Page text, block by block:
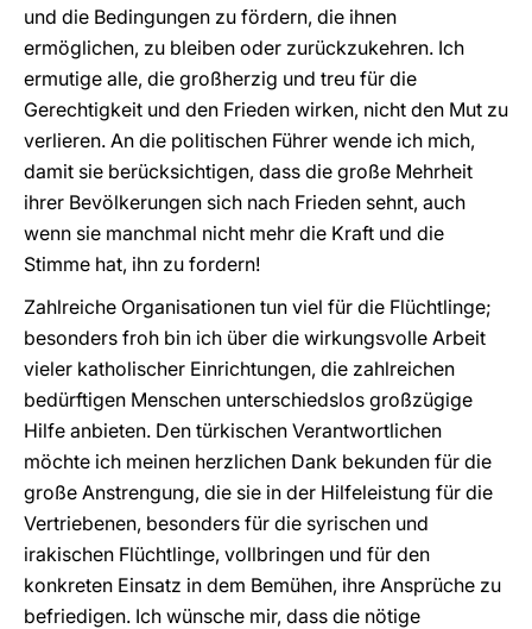
und die Bedingungen zu fördern, die ihnen
ermöglichen, zu bleiben oder zurückzukehren. Ich
ermutige alle, die großherzig und treu für die
Gerechtigkeit und den Frieden wirken, nicht den Mut zu
verlieren. An die politischen Führer wende ich mich,
damit sie berücksichtigen, dass die große Mehrheit
ihrer Bevölkerungen sich nach Frieden sehnt, auch
wenn sie manchmal nicht mehr die Kraft und die
Stimme hat, ihn zu fordern!
Zahlreiche Organisationen tun viel für die Flüchtlinge;
besonders froh bin ich über die wirkungsvolle Arbeit
vieler katholischer Einrichtungen, die zahlreichen
bedürftigen Menschen unterschiedslos großzügige
Hilfe anbieten. Den türkischen Verantwortlichen
möchte ich meinen herzlichen Dank bekunden für die
große Anstrengung, die sie in der Hilfeleistung für die
Vertriebenen, besonders für die syrischen und
irakischen Flüchtlinge, vollbringen und für den
konkreten Einsatz in dem Bemühen, ihre Ansprüche zu
befriedigen. Ich wünsche mir, dass die nötige